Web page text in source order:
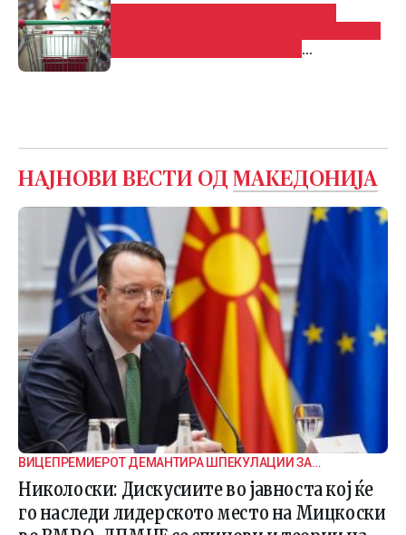
НАЈНОВИ ВЕСТИ ОД МАКЕДОНИЈА
ВИЦЕПРЕМИЕРОТ ДЕМАНТИРА ШПЕКУЛАЦИИ ЗА
ВНАТРЕПАРТИСКИ ПОДЕЛБИ
Николоски: Дискусиите во јавноста кој ќе
го наследи лидерското место на Мицкоски